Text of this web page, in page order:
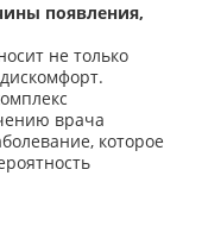
появления,
не только
врача
которое